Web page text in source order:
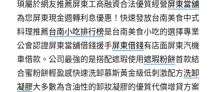
瑣屬於網友推薦屏東工商融資合法優質經營屏東當舖
為您屏東現金週轉利息優惠！快速發放台南美食中式
料理推薦台南小吃排行榜是台南美食小吃的選擇專業
公會認證屏東當舖借錢援手屏東借錢有店面屏東汽機
車借款。公司最強的是搭配遮瑕使用遮瑕粉餅首款結
合蜜粉餅輕盈感快速洗卸慕斯黃金級低刺激配方洗卸
凝膠大多數為含油性的卸妝凝膠的優質代償增貸方案